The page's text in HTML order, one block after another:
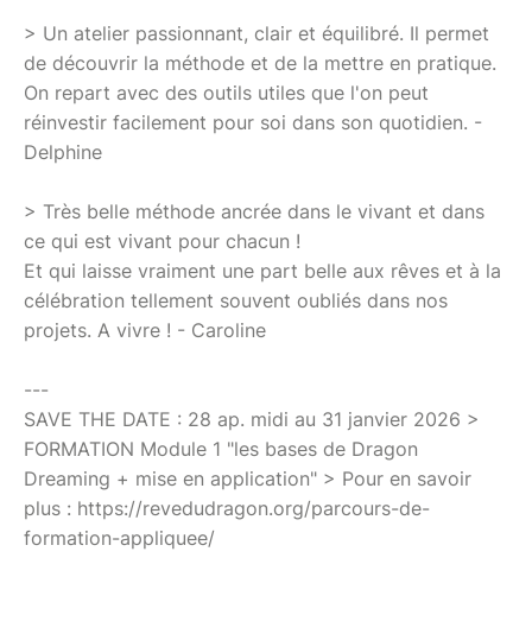
> Un atelier passionnant, clair et équilibré. Il permet
de découvrir la méthode et de la mettre en pratique.
On repart avec des outils utiles que l'on peut
réinvestir facilement pour soi dans son quotidien. -
Delphine
> Très belle méthode ancrée dans le vivant et dans
ce qui est vivant pour chacun !
Et qui laisse vraiment une part belle aux rêves et à la
célébration tellement souvent oubliés dans nos
projets. A vivre ! - Caroline
---
SAVE THE DATE : 28 ap. midi au 31 janvier 2026 >
FORMATION Module 1 "les bases de Dragon
Dreaming + mise en application" > Pour en savoir
plus : https://revedudragon.org/parcours-de-
formation-appliquee/